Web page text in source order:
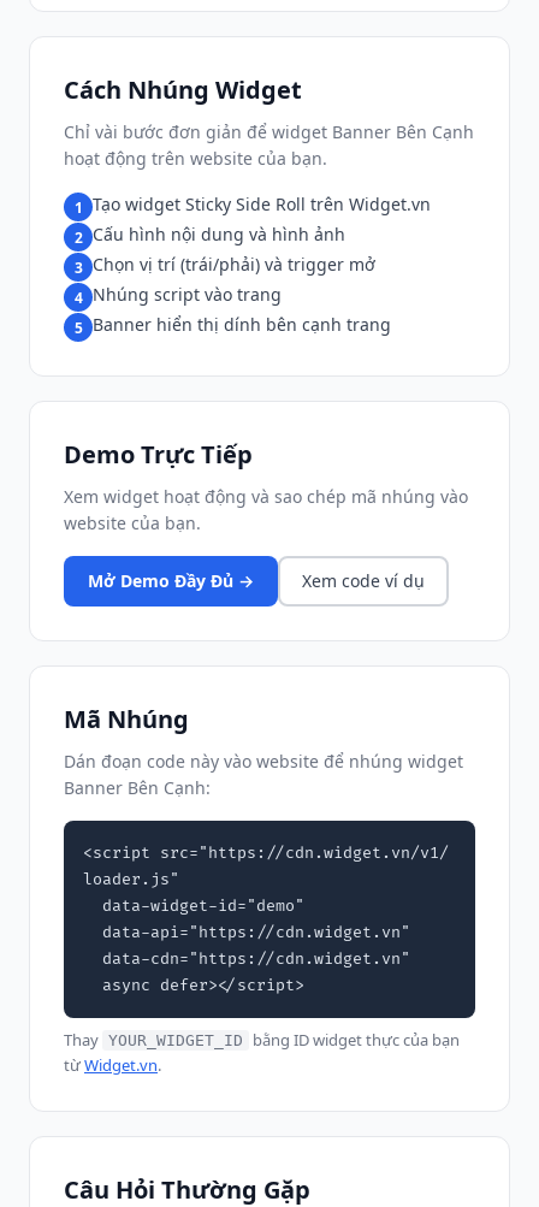
Cách Nhúng Widget
Chỉ vài bước đơn giản để widget Banner Bên Cạnh
hoạt động trên website của bạn.
1 Tạo widget Sticky Side Roll trên Widget.vn
2 Cấu hình nội dung và hình ảnh
3 Chọn vị trí (trái/phải) và trigger mở
4 Nhúng script vào trang
5 Banner hiển thị dính bên cạnh trang
Demo Trực Tiếp
Xem widget hoạt động và sao chép mã nhúng vào
website của bạn.
Mở Demo Đầy Đủ → Xem code ví dụ
Mã Nhúng
Dán đoạn code này vào website để nhúng widget
Banner Bên Cạnh:
<script src="https://cdn.widget.vn/v1/
loader.js"
  async defer></script>
Thay YOUR_WIDGET_ID
bằng ID widget thực của bạn
từWidget.vn.
Câu Hỏi Thường Gặp